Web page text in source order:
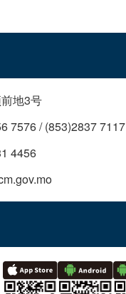
地3号
7576 / (853)2837 7117
4456